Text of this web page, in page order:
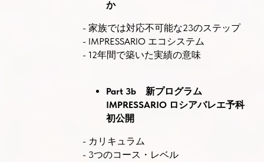
か
- 家族では対応不可能な23のステップ
- IMPRESSARIO エコシステム
- 12年間で築いた実績の意味
Part 3b 新プログラム
IMPRESSARIO ロシアバレエ予科
初公開
- カリキュラム
- 3つのコース・レベル